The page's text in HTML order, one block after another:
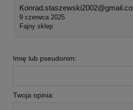
Konrad.staszewski2002@gmail.co
9 czerwca 2025
Fajny sklep
Imię lub pseudonim:
Twoja opinia: